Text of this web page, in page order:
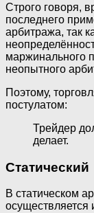
Строго говоря,
последнего
арбитража, так
маржинального
неопытного
Поэтому,
постулатом:
Трейдер
делает.
Статический
В статическом
осуществляется